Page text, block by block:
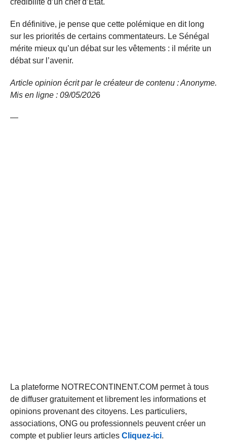
crédibilité d’un chef d’État.
En définitive, je pense que cette polémique en dit long
sur les priorités de certains commentateurs. Le Sénégal
mérite mieux qu’un débat sur les vêtements : il mérite un
débat sur l’avenir.
Article opinion écrit par le créateur de contenu : Anonyme.
Mis en ligne : 09/05/2026
—
La plateforme NOTRECONTINENT.COM permet à tous
de diffuser gratuitement et librement les informations et
opinions provenant des citoyens. Les particuliers,
associations, ONG ou professionnels peuvent créer un
compte et publier leurs articles Cliquez-ici.